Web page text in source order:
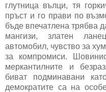
глутница вълци, тя
пръст и го прави по
бъде впечатлена трябва
мангизи, златен
автомобил, чувство за
за компромиси.
меркантилните и
биват подминавани
демократите са на